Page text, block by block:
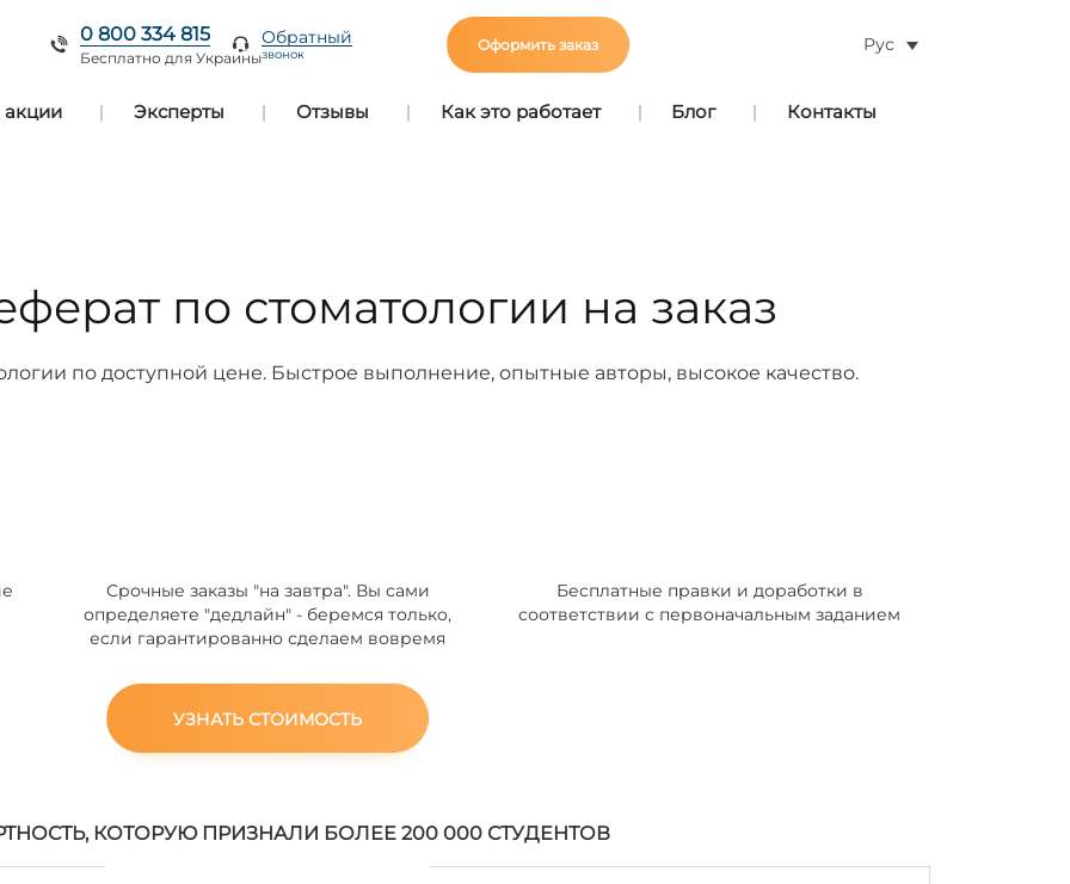
0 800 334 815
Бесплатно для Украины
Обратный
звонок
Оформить заказ Рус
акции Эксперты Отзывы Как это работает Блог Контакты
по стоматологии на заказ
по доступной цене. Быстрое выполнение, опытные авторы, высокое качество.
Срочные заказы "на завтра". Вы сами
определяете "дедлайн" - беремся только,
если гарантированно сделаем вовремя
Бесплатные правки и доработки в
соответствии с первоначальным заданием
УЗНАТЬ СТОИМОСТЬ
КОТОРУЮ ПРИЗНАЛИ БОЛЕЕ 200 000 СТУДЕНТОВ